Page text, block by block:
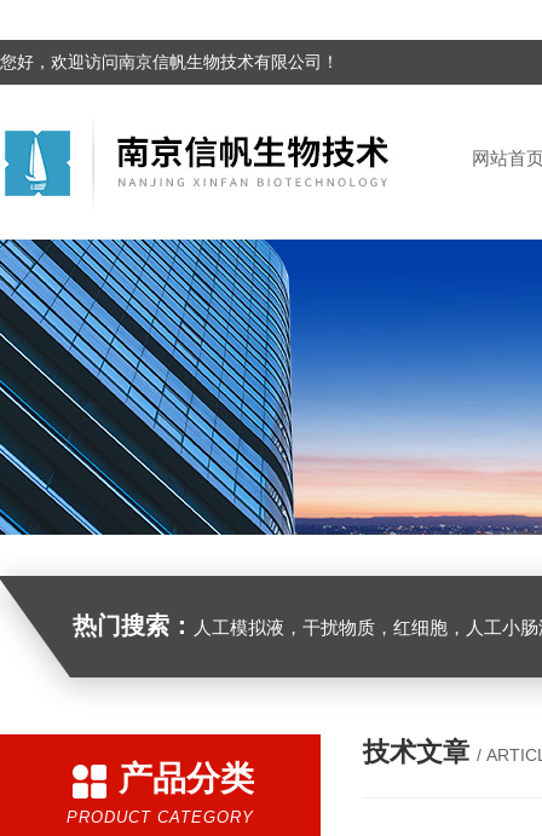
您好，欢迎访问南京信帆生物技术有限公司！
网站首
热门搜索： 人工模拟液，干扰物质，红细胞，人工小
产品分类
PRODUCT CATEGORY
技术文章 /